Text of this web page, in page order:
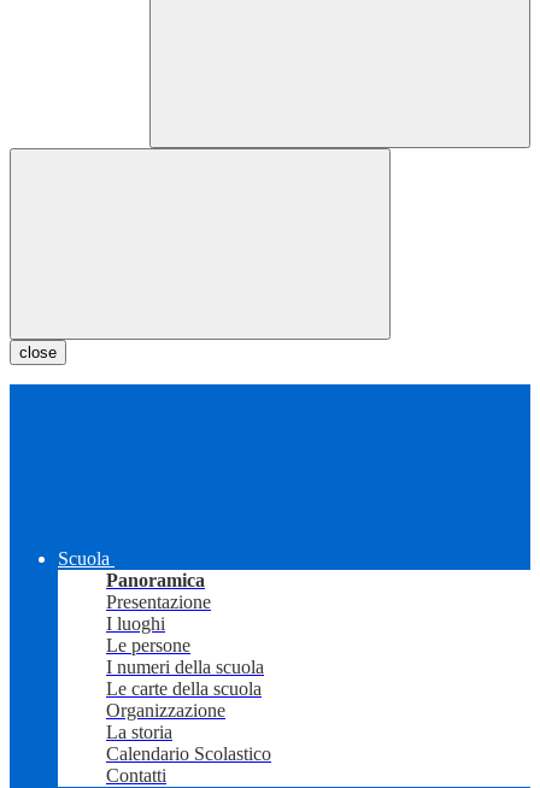
close
Scuola
Panoramica
Presentazione
I luoghi
Le persone
I numeri della scuola
Le carte della scuola
Organizzazione
La storia
Calendario Scolastico
Contatti